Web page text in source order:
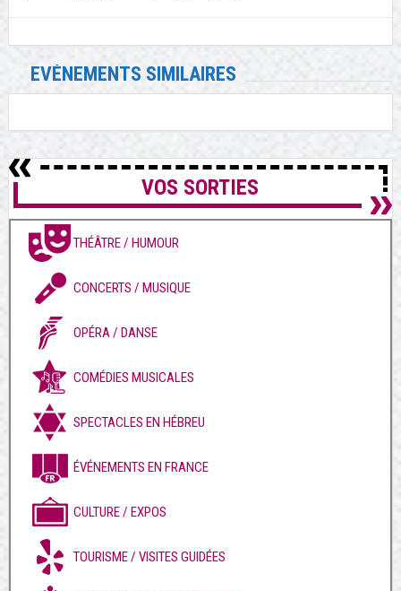
EVÉNEMENTS SIMILAIRES
VOS SORTIES
THÉÂTRE / HUMOUR
CONCERTS / MUSIQUE
OPÉRA / DANSE
COMÉDIES MUSICALES
SPECTACLES EN HÉBREU
ÉVÉNEMENTS EN FRANCE
CULTURE / EXPOS
TOURISME / VISITES GUIDÉES